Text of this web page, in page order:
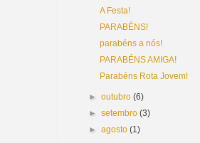
A Festa!
PARABÉNS!
parabéns a nós!
PARABÉNS AMIGA!
Parabéns Rota Jovem!
►outubro (6)
►setembro (3)
►agosto (1)